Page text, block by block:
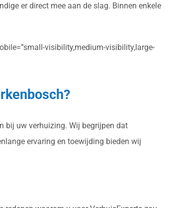
er direct mee aan de slag. Binnen enkele
visibility,medium-visibility,large-
bij uw verhuizing. Wij begrijpen dat
ervaring en toewijding bieden wij